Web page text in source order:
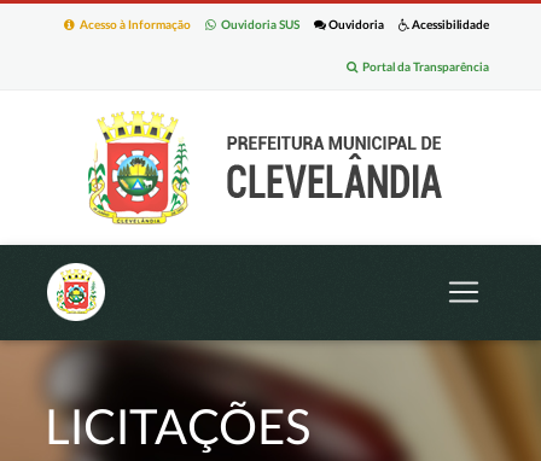
Acessibilidade
Ouvidoria
Ouvidoria SUS
Acesso à Informação
Portal da Transparência
LICITAÇÕES